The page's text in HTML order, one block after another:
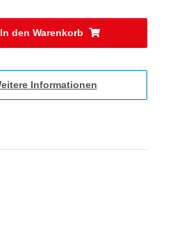
In den Warenkorb
Informationen